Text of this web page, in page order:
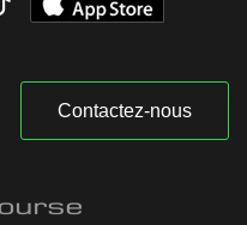
Contactez-nous